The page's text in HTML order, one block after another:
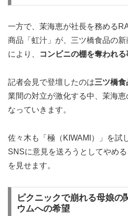
一方で、茉海恵が社長を務める
商品「虹汁」が、三ツ橋食品の
により、
コンビニの棚を奪われる
記者会見で登壇したのは三ツ橋
業間の対立が激化する中、茉海恵
なっていきます。
佐々木も「極（KIWAMI）」を試
SNSに意見を送ろうとしてやめ
を見せます。
ピクニックで崩れる母娘の
ウムへの希望